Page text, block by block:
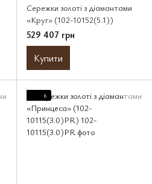
Сережки золоті з діамантами
«Круг» (102-10152(5.1))
529 407 грн
Купити
6